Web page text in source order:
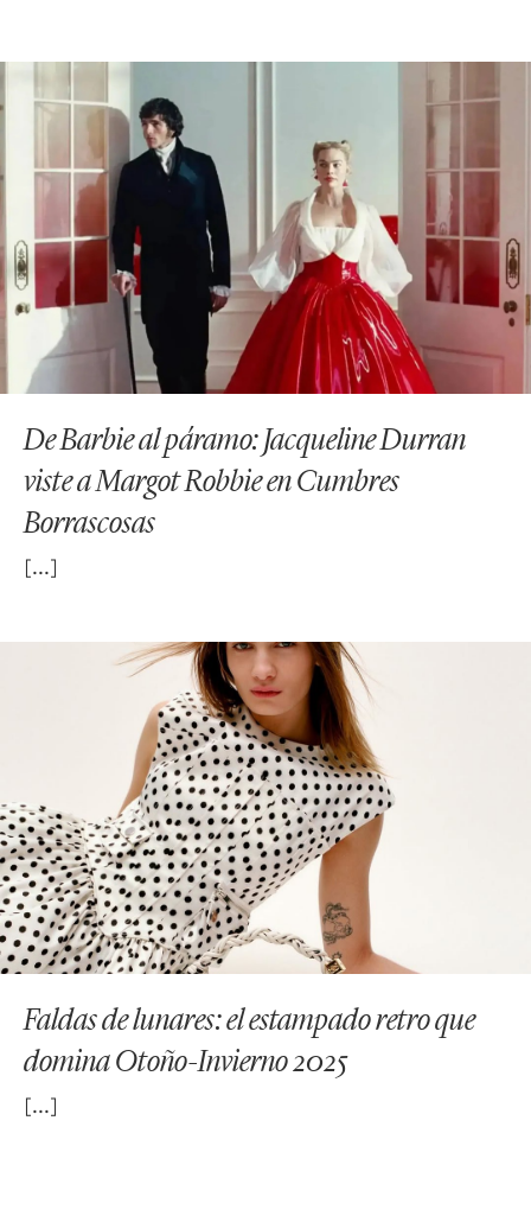
De Barbie al páramo: Jacqueline Durran
viste a Margot Robbie en Cumbres
Borrascosas
Faldas de lunares: el estampado retro que
domina Otoño-Invierno 2025